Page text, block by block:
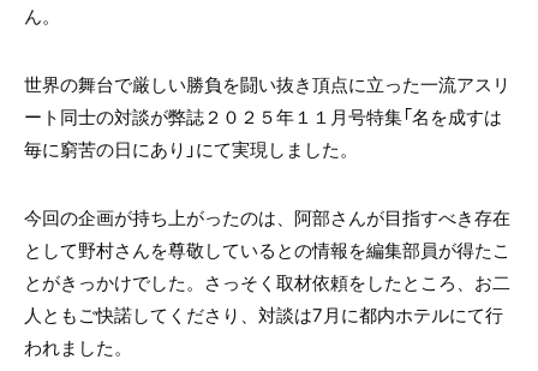
ん。
世界の舞台で厳しい勝負を闘い抜き頂点に立った一流アスリ
ート同士の対談が弊誌２０２５年１１月号特集「名を成すは
毎に窮苦の日にあり」にて実現しました。
今回の企画が持ち上がったのは、阿部さんが目指すべき存在
として野村さんを尊敬しているとの情報を編集部員が得たこ
とがきっかけでした。さっそく取材依頼をしたところ、お二
人ともご快諾してくださり、対談は7月に都内ホテルにて行
われました。